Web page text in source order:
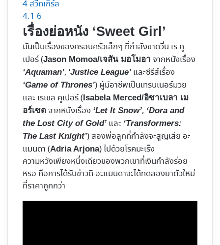
4สวีทเกิร์ล
4.1 6
เรื่องย่อหนัง ‘Sweet Girl’
มันเป็นเรื่องของครอบครัวเล็กๆ ที่กำลังขาดวิ่น เร คู
เปอร์ (Jason Momoa/เจสัน มอโมอา จากหนังเรื่อง
‘Aquaman’, ‘Justice League’ และซีรีส์เรื่อง
‘Game of Thrones’) ผู้มีอาชีพเป็นเทรนเนอร์มวย
และ เรเชล คูเปอร์ ( Isabela Merced/อิซาเบลา เม
อร์เซด จากหนังเรื่อง ‘Let It Snow’, ‘Dora and
the Lost City of Gold’ และ ‘Transformers:
The Last Knight’) สองพ่อลูกที่กำลังจะสูญเสีย อะ
แมนดา (Adria Arjona) ไปด้วยโรคมะเร็ง
ความหวังเพียงหนึ่งเดียวของพวกเขาที่เงินกำลังร่อย
หรอ คือการได้รับข่าวดี อะแมนดาจะได้ทดลองยาตัวใหม่
ที่ราคาถูกกว่า